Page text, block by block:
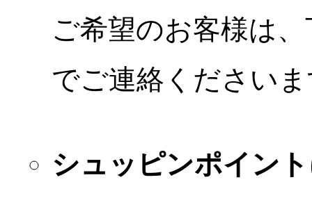
ご希望のお客様は
でご連絡ください
シュッピンポイン